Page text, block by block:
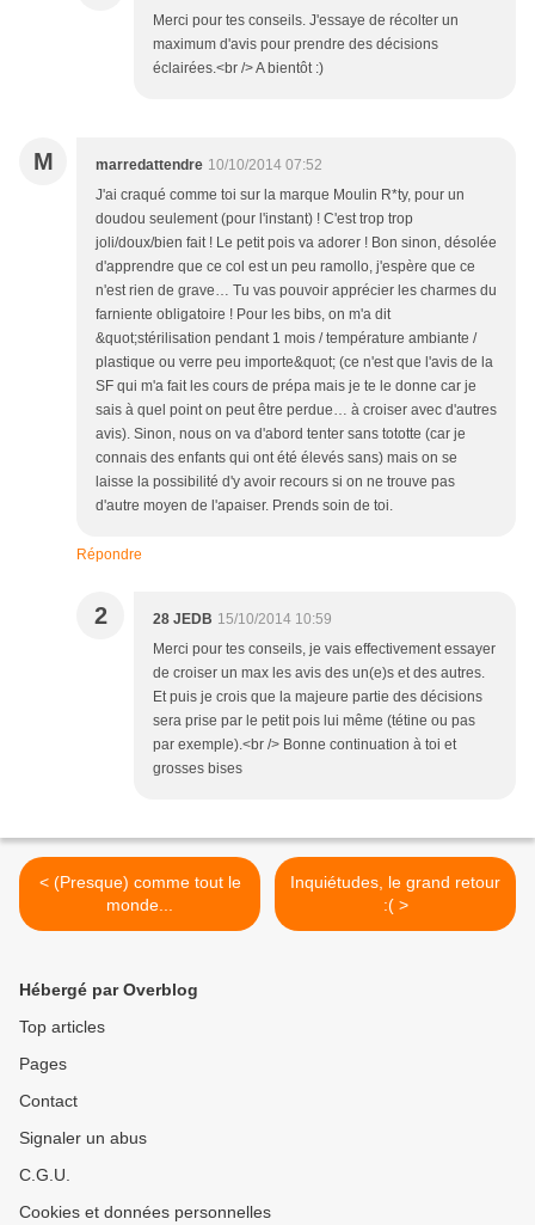
Merci pour tes conseils. J'essaye de récolter un
maximum d'avis pour prendre des décisions
éclairées.<br /> A bientôt :)
M marredattendre 10/10/2014 07:52
J'ai craqué comme toi sur la marque Moulin R*ty, pour un
doudou seulement (pour l'instant) ! C'est trop trop
joli/doux/bien fait ! Le petit pois va adorer ! Bon sinon, désolée
d'apprendre que ce col est un peu ramollo, j'espère que ce
n'est rien de grave… Tu vas pouvoir apprécier les charmes du
farniente obligatoire ! Pour les bibs, on m'a dit
&quot;stérilisation pendant 1 mois / température ambiante /
plastique ou verre peu importe&quot; (ce n'est que l'avis de la
SF qui m'a fait les cours de prépa mais je te le donne car je
sais à quel point on peut être perdue… à croiser avec d'autres
avis). Sinon, nous on va d'abord tenter sans tototte (car je
connais des enfants qui ont été élevés sans) mais on se
laisse la possibilité d'y avoir recours si on ne trouve pas
d'autre moyen de l'apaiser. Prends soin de toi.
Répondre
2 28 JEDB 15/10/2014 10:59
Merci pour tes conseils, je vais effectivement essayer
de croiser un max les avis des un(e)s et des autres.
Et puis je crois que la majeure partie des décisions
sera prise par le petit pois lui même (tétine ou pas
par exemple).<br /> Bonne continuation à toi et
grosses bises
< (Presque) comme tout le
monde...
Inquiétudes, le grand retour
:( >
Hébergé par Overblog
Top articles
Pages
Contact
Signaler un abus
C.G.U.
Cookies et données personnelles